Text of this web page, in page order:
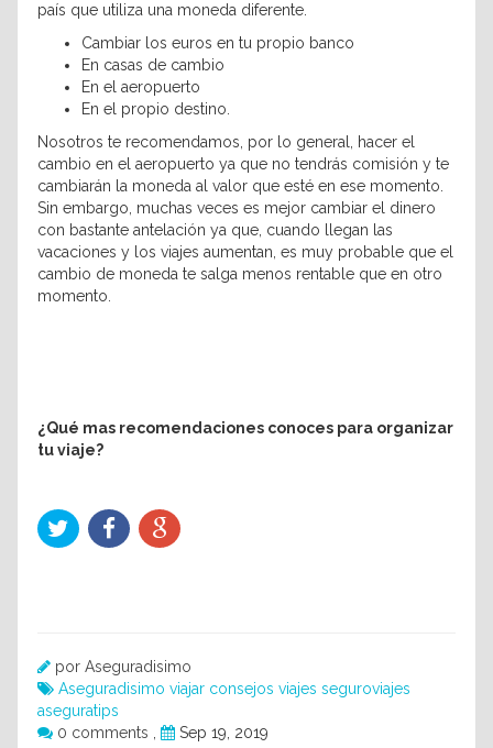
país que utiliza una moneda diferente.
Cambiar los euros en tu propio banco
En casas de cambio
En el aeropuerto
En el propio destino.
Nosotros te recomendamos, por lo general, hacer el
cambio en el aeropuerto ya que no tendrás comisión y te
cambiarán la moneda al valor que esté en ese momento.
Sin embargo, muchas veces es mejor cambiar el dinero
con bastante antelación ya que, cuando llegan las
vacaciones y los viajes aumentan, es muy probable que el
cambio de moneda te salga menos rentable que en otro
momento.
¿Qué mas recomendaciones conoces para organizar
tu viaje?
por Aseguradisimo
Aseguradisimo viajar consejos viajes seguroviajes
aseguratips
0 comments
Sep 19, 2019